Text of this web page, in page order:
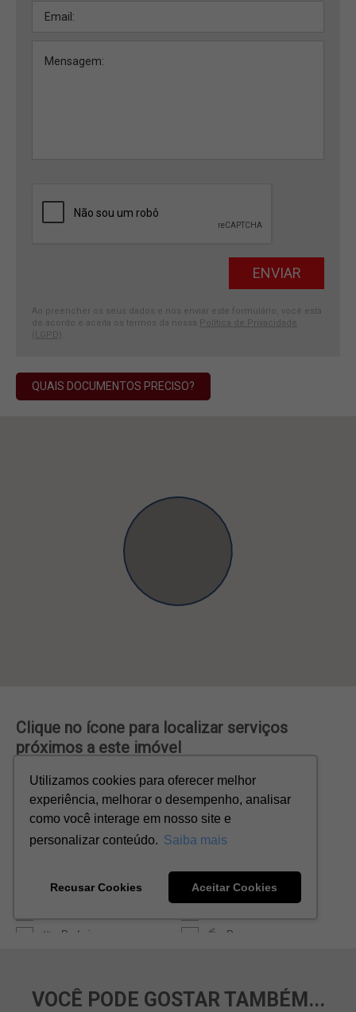
Ao preencher os seus dados e nos enviar este formulário, você está
de acordo e aceita os termos da nossa Política de Privacidade
(LGPD)
QUAIS DOCUMENTOS PRECISO?
VOCÊ PODE GOSTAR TAMBÉM...